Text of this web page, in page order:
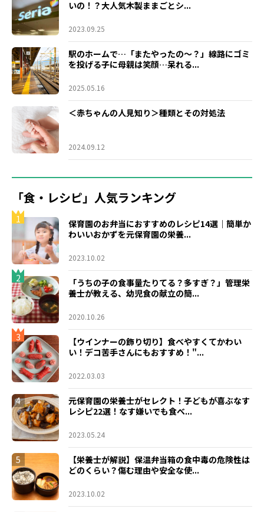
いの！？大人気木製ままごとシ...
2023.09.25
駅のホームで…「またやったの～？」線路にゴミ
を投げる子に母親は笑顔…呆れる...
2025.05.16
＜赤ちゃんの人見知り＞種類とその対処法
2024.09.12
「食・レシピ」人気ランキング
1
保育園のお弁当におすすめのレシピ14選｜簡単か
わいいおかずを元保育園の栄養...
2023.10.02
2
「うちの子の食事量たりてる？多すぎ？」管理栄
養士が教える、幼児食の献立の簡...
2020.10.26
3
【ウインナーの飾り切り】食べやすくてかわい
い！デコ苦手さんにもおすすめ！"...
2022.03.03
4
元保育園の栄養士がセレクト！子どもが喜ぶなす
レシピ22選！なす嫌いでも食べ...
2023.05.24
5
【栄養士が解説】保温弁当箱の食中毒の危険性は
どのくらい？傷む理由や安全な使...
2023.10.02